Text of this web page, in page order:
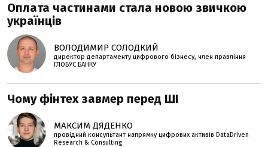
Оплата частинами стала новою звичкою
українців
ВОЛОДИМИР СОЛОДКИЙ
директор департаменту цифрового бізнесу, член правління
ГЛОБУС БАНКУ
Чому фінтех завмер перед ШІ
МАКСИМ ДЯДЕНКО
провідний консультант напрямку цифрових активів DataDriven
Research & Consulting